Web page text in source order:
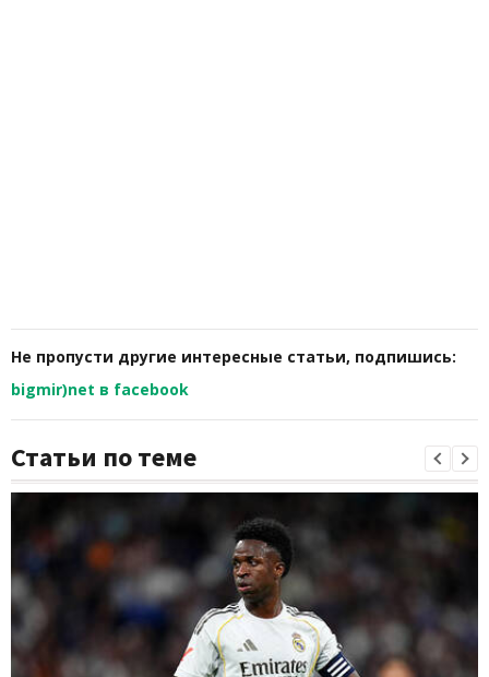
Не пропусти другие интересные статьи, подпишись:
bigmir)net в facebook
Статьи по теме